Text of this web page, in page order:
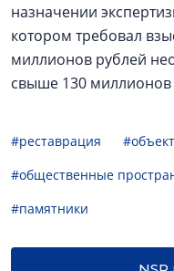
назначении
котором требовал
миллионов рублей
свыше 130 миллионов
#реставрация
#общественные
#памятники